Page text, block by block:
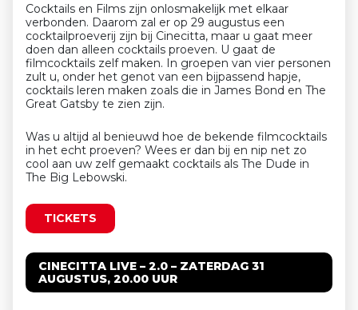
Cocktails en Films zijn onlosmakelijk met elkaar
verbonden. Daarom zal er op 29 augustus een
cocktailproeverij zijn bij Cinecitta, maar u gaat meer
doen dan alleen cocktails proeven. U gaat de
filmcocktails zelf maken. In groepen van vier personen
zult u, onder het genot van een bijpassend hapje,
cocktails leren maken zoals die in James Bond en The
Great Gatsby te zien zijn.
Was u altijd al benieuwd hoe de bekende filmcocktails
in het echt proeven? Wees er dan bij en nip net zo
cool aan uw zelf gemaakt cocktails als The Dude in
The Big Lebowski.
TICKETS
CINECITTA LIVE – 2.0 – ZATERDAG 31
AUGUSTUS, 20.00 UUR